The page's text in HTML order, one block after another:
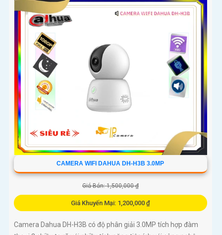
CAMERA WIFI DAHUA DH-H3B 3.0MP
Giá Bán: 1,500,000 ₫
Giá Khuyến Mại: 1,200,000 ₫
Camera Dahua DH-H3B có độ phân giải 3.0MP tích hợp đàm